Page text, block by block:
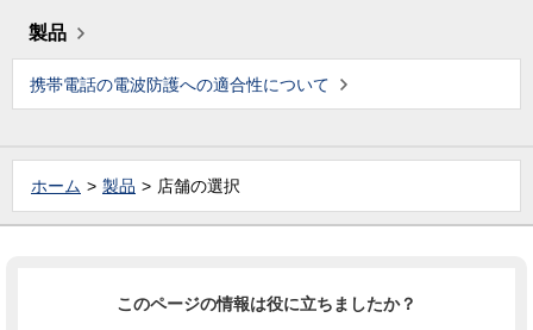
製品
携帯電話の電波防護への適合性について
ホーム 製品 店舗の選択
このページの情報は役に立ちましたか？